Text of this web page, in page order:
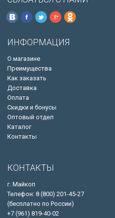
ИНФОРМАЦИЯ
О магазине
Преимущества
Как заказать
Доставка
Оплата
Скидки и бонусы
Оптовый отдел
Каталог
Контакты
КОНТАКТЫ
г. Майкоп
Телефон: 8 (800) 201-45-27
(бесплатно по России)
+7 (961) 819-40-02